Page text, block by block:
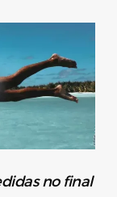
no final